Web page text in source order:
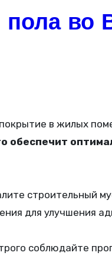
пола во
обеспечит
строительный
для улучшения
соблюдайте